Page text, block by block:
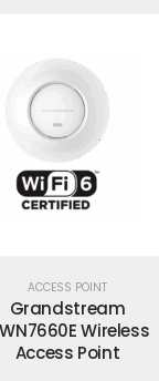
ACCESS POINT
Grandstream
Wireless
Access Point